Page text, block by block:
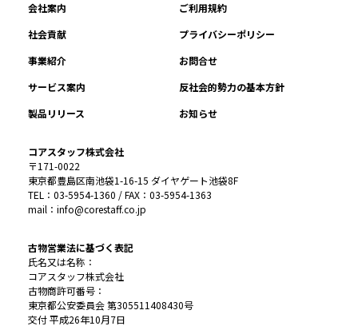
会社案内
ご利用規約
社会貢献
プライバシーポリシー
事業紹介
お問合せ
サービス案内
反社会的勢力の基本方針
製品リリース
お知らせ
コアスタッフ株式会社
〒171-0022
東京都豊島区南池袋1-16-15 ダイヤゲート池袋8F
TEL：03-5954-1360 / FAX：03-5954-1363
mail：info@corestaff.co.jp
古物営業法に基づく表記
氏名又は名称：
コアスタッフ株式会社
古物商許可番号：
東京都公安委員会 第305511408430号
交付 平成26年10月7日